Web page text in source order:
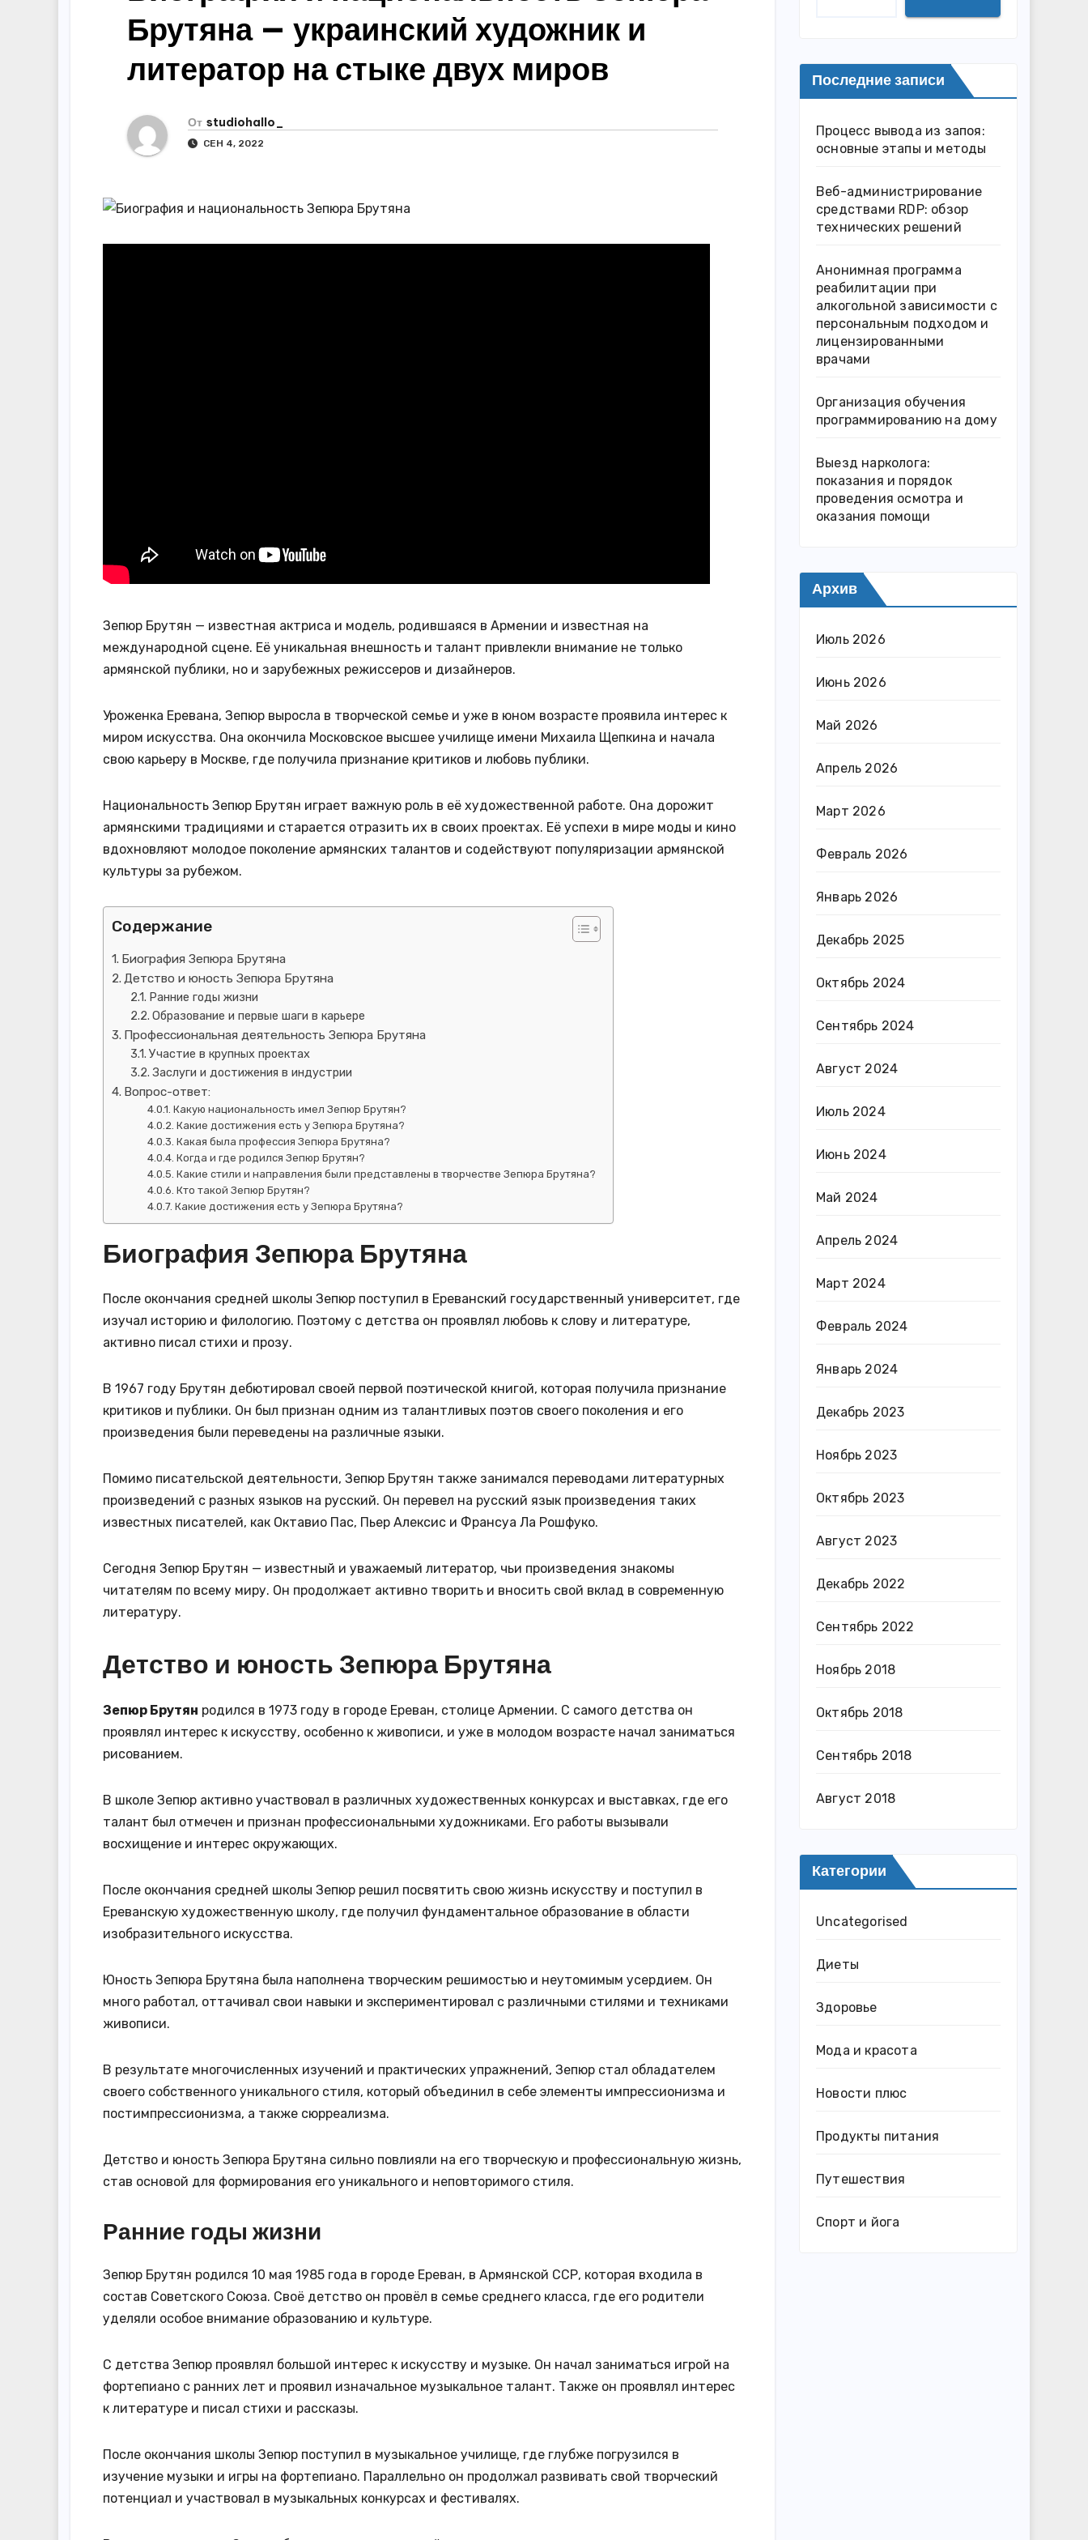
Брутяна — украинский художник и
литератор на стыке двух миров
От studiohallo_
СЕН 4, 2022
Зепюр Брутян — известная актриса и модель, родившаяся в Армении и известная на
международной сцене. Её уникальная внешность и талант привлекли внимание не только
армянской публики, но и зарубежных режиссеров и дизайнеров.
Уроженка Еревана, Зепюр выросла в творческой семье и уже в юном возрасте проявила интерес к
миром искусства. Она окончила Московское высшее училище имени Михаила Щепкина и начала
свою карьеру в Москве, где получила признание критиков и любовь публики.
Национальность Зепюр Брутян играет важную роль в её художественной работе. Она дорожит
армянскими традициями и старается отразить их в своих проектах. Её успехи в мире моды и кино
вдохновляют молодое поколение армянских талантов и содействуют популяризации армянской
культуры за рубежом.
Содержание
Биография Зепюра Брутяна
Детство и юность Зепюра Брутяна
Ранние годы жизни
Образование и первые шаги в карьере
Профессиональная деятельность Зепюра Брутяна
Участие в крупных проектах
Заслуги и достижения в индустрии
Вопрос-ответ:
Какую национальность имел Зепюр Брутян?
Какие достижения есть у Зепюра Брутяна?
Какая была профессия Зепюра Брутяна?
Когда и где родился Зепюр Брутян?
Какие стили и направления были представлены в творчестве Зепюра Брутяна?
Кто такой Зепюр Брутян?
Какие достижения есть у Зепюра Брутяна?
Биография Зепюра Брутяна
После окончания средней школы Зепюр поступил в Ереванский государственный университет, где
изучал историю и филологию. Поэтому с детства он проявлял любовь к слову и литературе,
активно писал стихи и прозу.
В 1967 году Брутян дебютировал своей первой поэтической книгой, которая получила признание
критиков и публики. Он был признан одним из талантливых поэтов своего поколения и его
произведения были переведены на различные языки.
Помимо писательской деятельности, Зепюр Брутян также занимался переводами литературных
произведений с разных языков на русский. Он перевел на русский язык произведения таких
известных писателей, как Октавио Пас, Пьер Алексис и Франсуа Ла Рошфуко.
Сегодня Зепюр Брутян — известный и уважаемый литератор, чьи произведения знакомы
читателям по всему миру. Он продолжает активно творить и вносить свой вклад в современную
литературу.
Детство и юность Зепюра Брутяна
Зепюр Брутян родился в 1973 году в городе Ереван, столице Армении. С самого детства он
проявлял интерес к искусству, особенно к живописи, и уже в молодом возрасте начал заниматься
рисованием.
В школе Зепюр активно участвовал в различных художественных конкурсах и выставках, где его
талант был отмечен и признан профессиональными художниками. Его работы вызывали
восхищение и интерес окружающих.
После окончания средней школы Зепюр решил посвятить свою жизнь искусству и поступил в
Ереванскую художественную школу, где получил фундаментальное образование в области
изобразительного искусства.
Юность Зепюра Брутяна была наполнена творческим решимостью и неутомимым усердием. Он
много работал, оттачивал свои навыки и экспериментировал с различными стилями и техниками
живописи.
В результате многочисленных изучений и практических упражнений, Зепюр стал обладателем
своего собственного уникального стиля, который объединил в себе элементы импрессионизма и
постимпрессионизма, а также сюрреализма.
Детство и юность Зепюра Брутяна сильно повлияли на его творческую и профессиональную жизнь,
став основой для формирования его уникального и неповторимого стиля.
Ранние годы жизни
Зепюр Брутян родился 10 мая 1985 года в городе Ереван, в Армянской ССР, которая входила в
состав Советского Союза. Своё детство он провёл в семье среднего класса, где его родители
уделяли особое внимание образованию и культуре.
С детства Зепюр проявлял большой интерес к искусству и музыке. Он начал заниматься игрой на
фортепиано с ранних лет и проявил изначальное музыкальное талант. Также он проявлял интерес
к литературе и писал стихи и рассказы.
После окончания школы Зепюр поступил в музыкальное училище, где глубже погрузился в
изучение музыки и игры на фортепиано. Параллельно он продолжал развивать свой творческий
потенциал и участвовал в музыкальных конкурсах и фестивалях.
Последние записи
Процесс вывода из запоя:
основные этапы и методы
Веб-администрирование
средствами RDP: обзор
технических решений
Анонимная программа
реабилитации при
алкогольной зависимости с
персональным подходом и
лицензированными
врачами
Организация обучения
программированию на дому
Выезд нарколога:
показания и порядок
проведения осмотра и
оказания помощи
Архив
Июль 2026
Июнь 2026
Май 2026
Апрель 2026
Март 2026
Февраль 2026
Январь 2026
Декабрь 2025
Октябрь 2024
Сентябрь 2024
Август 2024
Июль 2024
Июнь 2024
Май 2024
Апрель 2024
Март 2024
Февраль 2024
Январь 2024
Декабрь 2023
Ноябрь 2023
Октябрь 2023
Август 2023
Декабрь 2022
Сентябрь 2022
Ноябрь 2018
Октябрь 2018
Сентябрь 2018
Август 2018
Категории
Uncategorised
Диеты
Здоровье
Мода и красота
Новости плюс
Продукты питания
Путешествия
Спорт и йога